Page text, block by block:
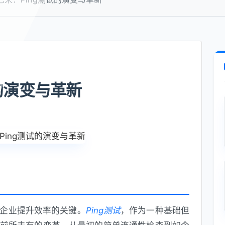
变与革新
业提升效率的关键。 Ping测试，作为一种基础但